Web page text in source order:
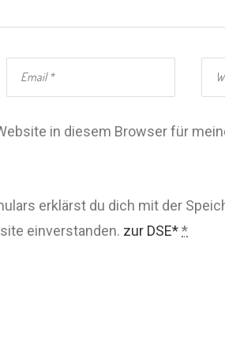
in diesem Browser für
erklärst du dich mit der
einverstanden. zur DSE**